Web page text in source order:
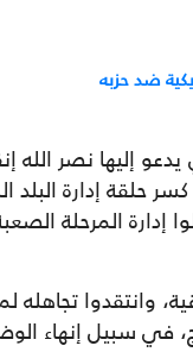
ضد حزبه
إليها نصر الله
حلقة إدارة البلد
إدارة المرحلة
وانتقدوا
في سبيل إنهاء